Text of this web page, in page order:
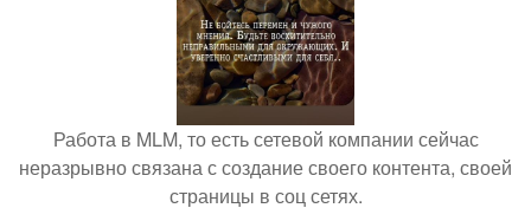
Работа в MLM, то есть сетевой компании сейчас
неразрывно связана с создание своего контента, своей
страницы в соц сетях.